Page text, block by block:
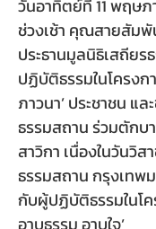
วันอาทิตย์ที่ 11 พฤษ
ช่วงเช้า คุณสายสัม
ประธานมูลนิธิเสถียร
ปฏิบัติธรรมในโครงก
ภาวนา’ ประชาชน แ
ธรรมสถาน ร่วมตัก
สาวิกา เนื่องในวันวิ
ธรรมสถาน กรุงเทพ
กับผู้ปฏิบัติธรรมในโค
อาบธรรม อาบใจ’